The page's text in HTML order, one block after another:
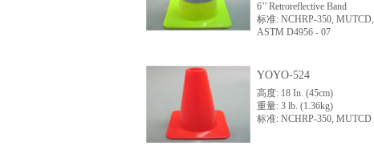
6’’ Retroreflective Band
标准: NCHRP-350, MUTCD,
ASTM D4956 - 07
YOYO-524
高度: 18 In. (45cm)
重量: 3 lb. (1.36kg)
标准: NCHRP-350, MUTCD